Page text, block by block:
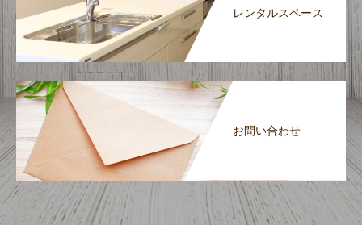
レンタルスペース
お問い合わせ